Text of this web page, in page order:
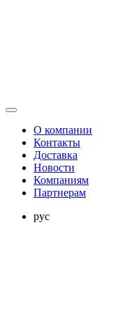
О компании
Контакты
Доставка
Новости
Компаниям
Партнерам
рус